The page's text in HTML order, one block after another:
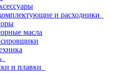
и расходники
масла
и плавки